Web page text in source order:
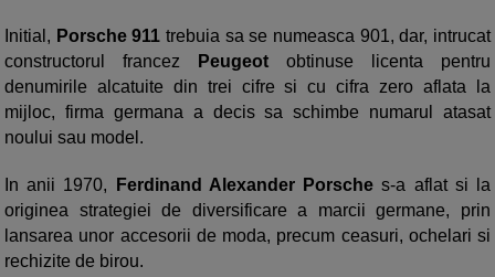
Initial, Porsche 911 trebuia sa se numeasca 901, dar, intrucat
constructorul francez
Peugeot obtinuse licenta pentru
denumirile alcatuite din trei cifre si cu cifra zero aflata la
mijloc, firma germana a decis sa schimbe numarul atasat
noului sau model.
In anii 1970, Ferdinand Alexander Porsche s-a aflat si la
originea strategiei de diversificare a marcii germane, prin
lansarea unor accesorii de moda, precum ceasuri, ochelari si
rechizite de birou.